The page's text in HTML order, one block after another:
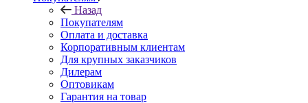
Назад
Покупателям
Оплата и доставка
Корпоративным клиентам
Для крупных заказчиков
Дилерам
Оптовикам
Гарантия на товар